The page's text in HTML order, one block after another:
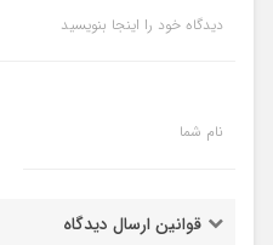
دیدگاه خود را اینجا بنویسید
نام شما
قوانین ارسال دیدگاه